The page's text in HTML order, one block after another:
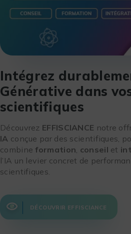
Intégrez
Générative dans
scientifiques
Découvrez EFFISCIANCE notre
IA conçue par des scientifiques,
combine formation, conseil et
l’IA un levier concret de
scientifiques.
DÉCOUVRIR EFFISCIANCE